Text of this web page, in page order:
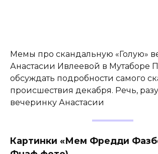
Мемы про скандальную «Голую»
Анастасии Ивлеевой в Мутаборе
обсуждать подробности самого
происшествия декабря. Речь,
вечеринку Анастасии
Картинки «Мем Фредди